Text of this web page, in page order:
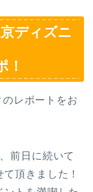
ディズニ
！
レポートをお
前日に続いて
頂きました！